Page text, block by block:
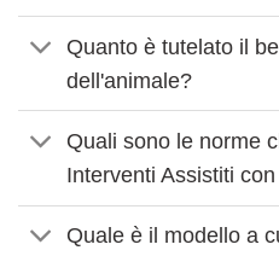
Quanto è tutelato il
dell'animale?
Quali sono le norme
Interventi Assistiti
Quale è il modello a